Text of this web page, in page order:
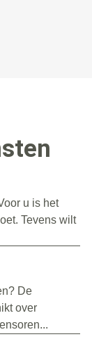
u is het
Tevens wilt
De
over